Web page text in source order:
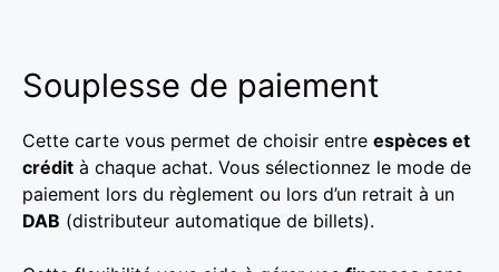
Souplesse de paiement
Cette carte vous permet de choisir entre espèces et
crédit à chaque achat. Vous sélectionnez le mode de
paiement lors du règlement ou lors d’un retrait à un
DAB (distributeur automatique de billets).